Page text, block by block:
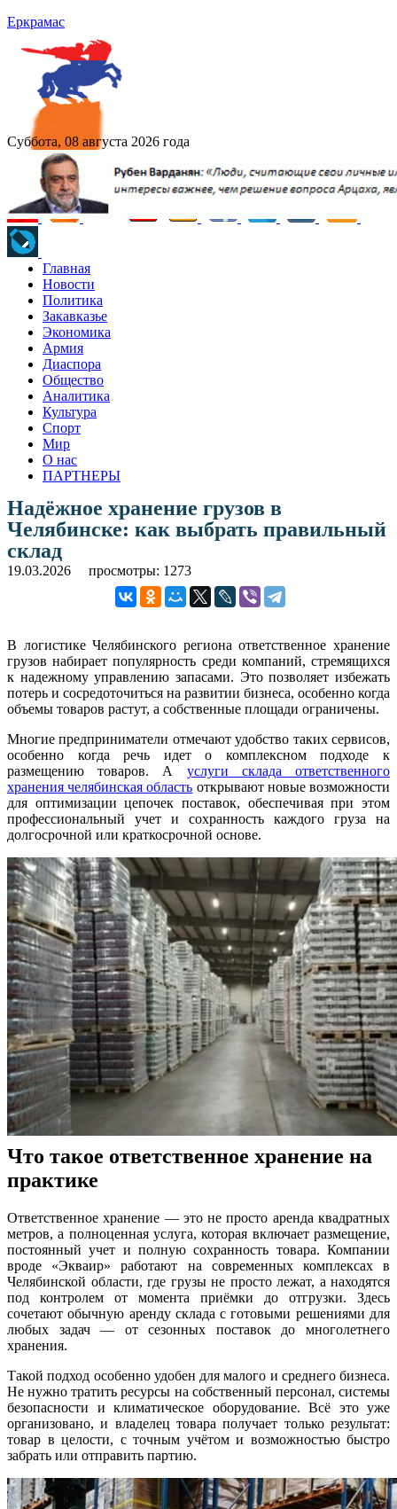
Еркрамас
Суббота, 08 августа 2026 года
Главная
Новости
Политика
Закавказье
Экономика
Армия
Диаспора
Общество
Аналитика
Культура
Спорт
Мир
О нас
ПАРТНЕРЫ
Надёжное хранение грузов в
Челябинске: как выбрать правильный
склад
19.03.2026 просмотры: 1273
В логистике Челябинского региона ответственное хранение
грузов набирает популярность среди компаний, стремящихся
к надежному управлению запасами. Это позволяет избежать
потерь и сосредоточиться на развитии бизнеса, особенно когда
объемы товаров растут, а собственные площади ограничены.
Многие предприниматели отмечают удобство таких сервисов,
особенно когда речь идет о комплексном подходе к
размещению товаров. А услуги склада ответственного
хранения челябинская область открывают новые возможности
для оптимизации цепочек поставок, обеспечивая при этом
профессиональный учет и сохранность каждого груза на
долгосрочной или краткосрочной основе.
Что такое ответственное хранение на
практике
Ответственное хранение — это не просто аренда квадратных
метров, а полноценная услуга, которая включает размещение,
постоянный учет и полную сохранность товара. Компании
вроде «Экваир» работают на современных комплексах в
Челябинской области, где грузы не просто лежат, а находятся
под контролем от момента приёмки до отгрузки. Здесь
сочетают обычную аренду склада с готовыми решениями для
любых задач — от сезонных поставок до многолетнего
хранения.
Такой подход особенно удобен для малого и среднего бизнеса.
Не нужно тратить ресурсы на собственный персонал, системы
безопасности и климатическое оборудование. Всё это уже
организовано, и владелец товара получает только результат:
товар в целости, с точным учётом и возможностью быстро
забрать или отправить партию.